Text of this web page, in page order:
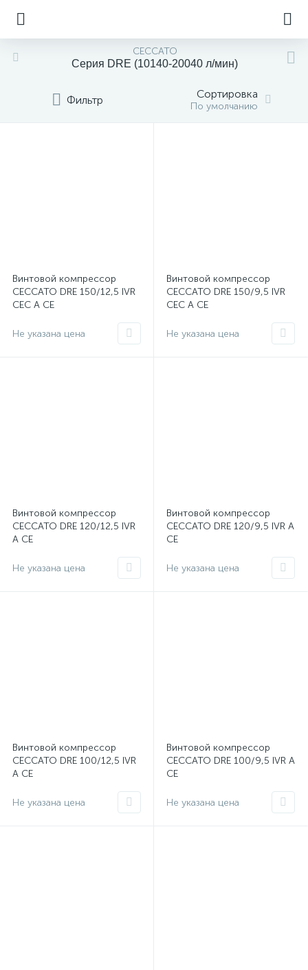
CECCATO
Серия DRE (10140-20040 л/мин)
Фильтр Сортировка
По умолчанию
Винтовой компрессор
CECCATO DRE 150/12,5 IVR
CEC A CE
Не указана цена
Винтовой компрессор
CECCATO DRE 150/9,5 IVR
CEC A CE
Не указана цена
Винтовой компрессор
CECCATO DRE 120/12,5 IVR
A CE
Не указана цена
Винтовой компрессор
CECCATO DRE 120/9,5 IVR A
CE
Не указана цена
Винтовой компрессор
CECCATO DRE 100/12,5 IVR
A CE
Не указана цена
Винтовой компрессор
CECCATO DRE 100/9,5 IVR A
CE
Не указана цена